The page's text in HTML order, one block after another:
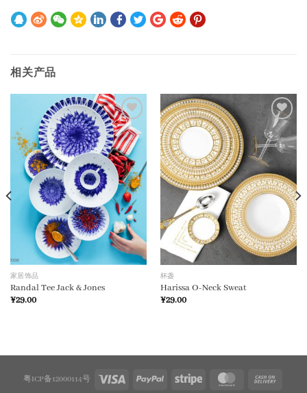
相关产品
加入
心愿
单
家居饰品
Randal Tee Jack & Jones
¥29.00
加入
心愿
单
杯盏
Harissa O-Neck Sweat
¥29.00
粤ICP备12000114号